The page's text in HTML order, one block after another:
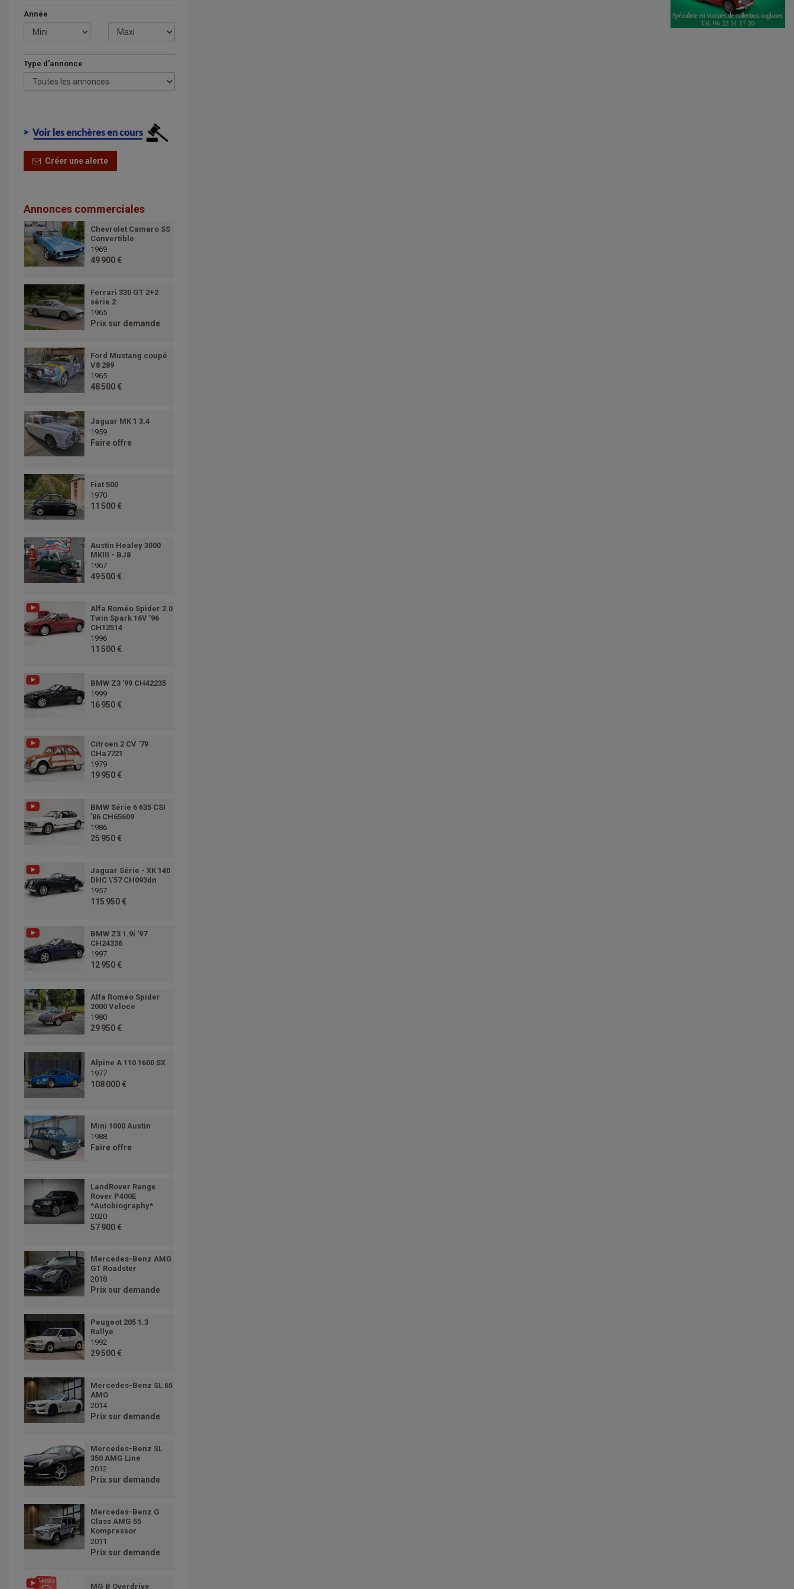
Année
Type d'annonce
Créer une alerte
Annonces commerciales
Chevrolet Camaro SS
Convertible
1969
49 900 €
Ferrari 330 GT 2+2
série 2
1965
Prix sur demande
Ford Mustang coupé
V8 289
1965
48 500 €
Jaguar MK 1 3.4
1959
Faire offre
Fiat 500
1970
11 500 €
Austin Healey 3000
MKIII - BJ8
1967
49 500 €
Alfa Roméo Spider 2.0
Twin Spark 16V '96
CH12514
1996
11 500 €
BMW Z3 '99 CH42235
1999
16 950 €
Citroen 2 CV '79
CHa7721
1979
19 950 €
BMW Série 6 635 CSI
'86 CH65609
1986
25 950 €
Jaguar Série - XK 140
DHC \'57 CH093dn
1957
115 950 €
BMW Z3 1.9i '97
CH24336
1997
12 950 €
Alfa Roméo Spider
2000 Veloce
1980
29 950 €
Alpine A 110 1600 SX
1977
108 000 €
Mini 1000 Austin
1988
Faire offre
LandRover Range
Rover P400E
*Autobiography*
2020
57 900 €
Mercedes-Benz AMG
GT Roadster
2018
Prix sur demande
Peugeot 205 1.3
Rallye
1992
29 500 €
Mercedes-Benz SL 65
AMG
2014
Prix sur demande
Mercedes-Benz SL
350 AMG Line
2012
Prix sur demande
Mercedes-Benz G
Class AMG 55
Kompressor
2011
Prix sur demande
MG B Overdrive